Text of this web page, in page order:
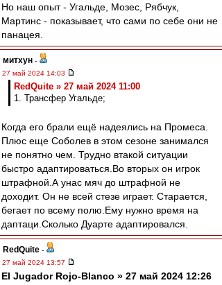
Но наш опыт - Угальде, Мозес, Рябчук,
Мартинс - показывает, что сами по себе они не
панацея.
митхун -
27 май 2024 14:03
RedQuite » 27 май 2024 11:00
1. Трансфер Угальде;
Когда его брали ещё надеялись на Промеса.
Плюс еще Соболев в этом сезоне занимался
не понятно чем. Трудно втакой ситуации
быстро адаптироваться.Во вторых он игрок
штрафной.А унас мяч до штрафной не
доходит. Он не всей стезе играет. Старается,
бегает по всему полю.Ему нужно время на
даптаци.Сколько Дуарте адаптировался.
RedQuite -
27 май 2024 13:57
El Jugador Rojo-Blanco » 27 май 2024 12:26